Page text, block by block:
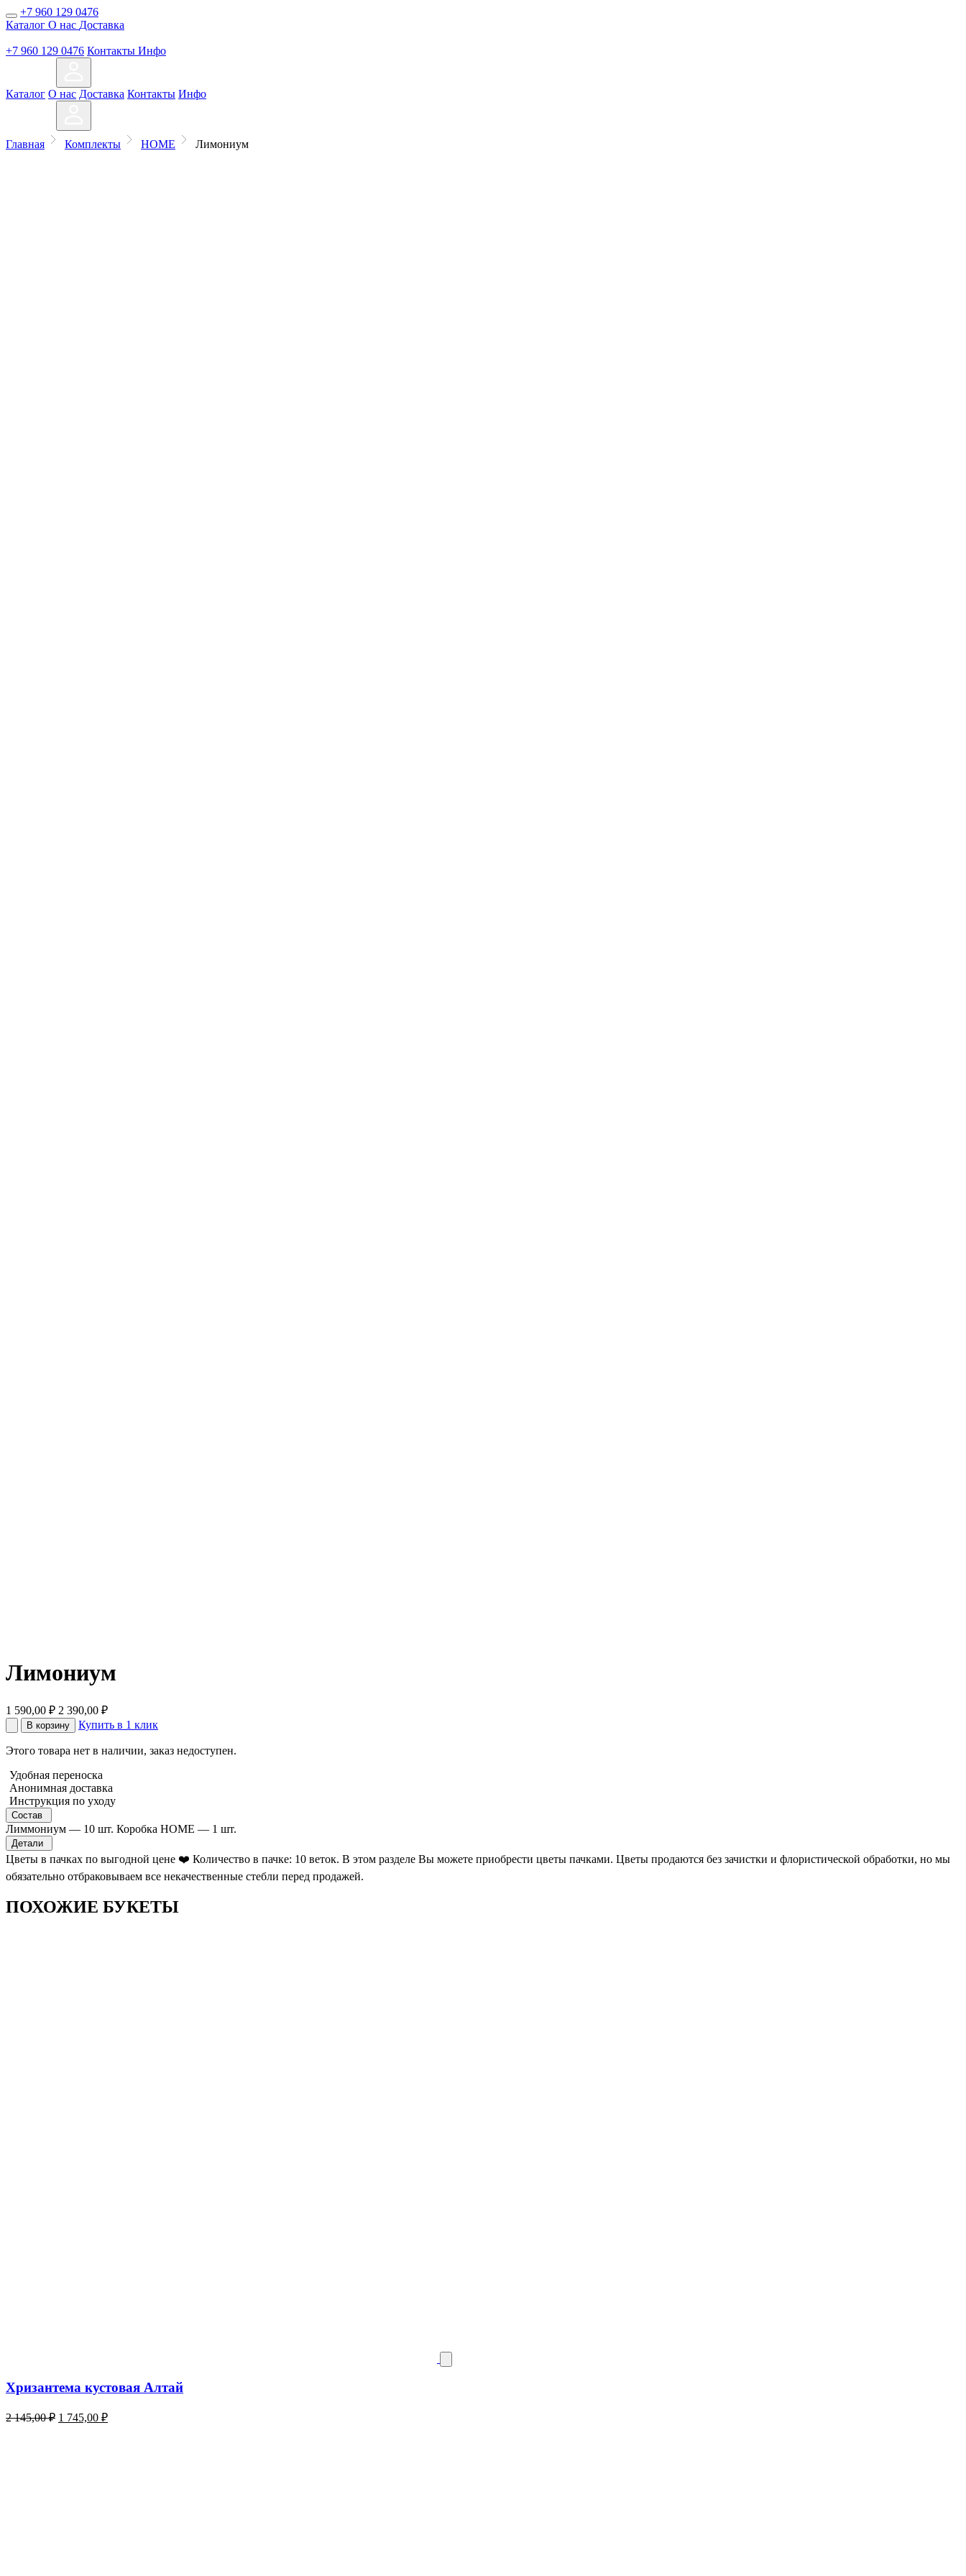
+7 960 129 0476
Каталог О нас Доставка
+7 960 129 0476 Контакты Инфо
Каталог О нас Доставка Контакты Инфо
Главная Комплекты HOME Лимониум
Лимониум
1 590,00 ₽ 2 390,00 ₽
В корзину Купить в 1 клик
Этого товара нет в наличии, заказ недоступен.
Удобная переноска
Анонимная доставка
Инструкция по уходу
Состав
Лиммониум — 10 шт. Коробка HOME — 1 шт.
Детали
Цветы в пачках по выгодной цене ❤️ Количество в пачке: 10 веток. В этом разделе Вы можете приобрести цветы пачками. Цветы продаются без зачистки и флористической обработки, но мы
обязательно отбраковываем все некачественные стебли перед продажей.
ПОХОЖИЕ БУКЕТЫ
Хризантема кустовая Алтай
2 145,00₽ Первоначальная
1 745,00 ₽Текущая